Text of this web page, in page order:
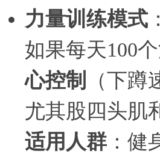
力量训练模式
如果每天100
心控制
（下
尤其股四头肌
适用人群 ：